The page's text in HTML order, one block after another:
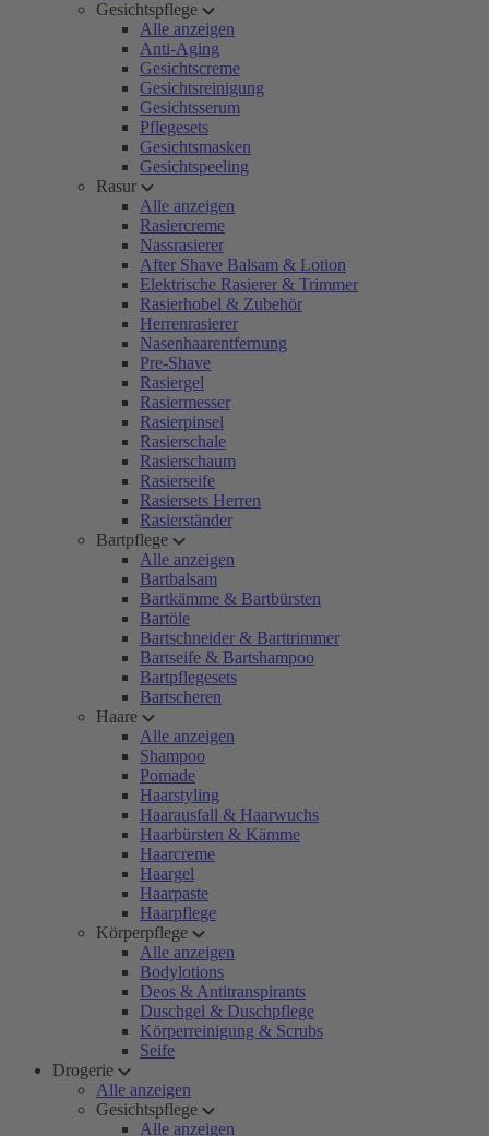
Gesichtspflege
Alle anzeigen
Anti-Aging
Gesichtscreme
Gesichtsreinigung
Gesichtsserum
Pflegesets
Gesichtsmasken
Gesichtspeeling
Rasur
Alle anzeigen
Rasiercreme
Nassrasierer
After Shave Balsam & Lotion
Elektrische Rasierer & Trimmer
Rasierhobel & Zubehör
Herrenrasierer
Nasenhaarentfernung
Pre-Shave
Rasiergel
Rasiermesser
Rasierpinsel
Rasierschale
Rasierschaum
Rasierseife
Rasiersets Herren
Rasierständer
Bartpflege
Alle anzeigen
Bartbalsam
Bartkämme & Bartbürsten
Bartöle
Bartschneider & Barttrimmer
Bartseife & Bartshampoo
Bartpflegesets
Bartscheren
Haare
Alle anzeigen
Shampoo
Pomade
Haarstyling
Haarausfall & Haarwuchs
Haarbürsten & Kämme
Haarcreme
Haargel
Haarpaste
Haarpflege
Körperpflege
Alle anzeigen
Bodylotions
Deos & Antitranspirants
Duschgel & Duschpflege
Körperreinigung & Scrubs
Seife
Drogerie
Alle anzeigen
Gesichtspflege
Alle anzeigen